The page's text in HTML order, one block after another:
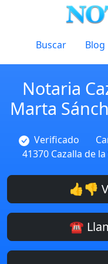
Buscar Blog
Notaria
Marta
Verificado
41370 Cazalla de
👍👎
☎️